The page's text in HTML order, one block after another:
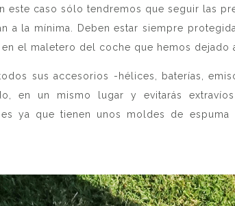
este caso sólo tendremos que seguir las
a la mínima. Deben estar siempre
el maletero del coche que hemos dejado
sus accesorios -hélices, baterías,
en un mismo lugar y evitarás
ya que tienen unos moldes de